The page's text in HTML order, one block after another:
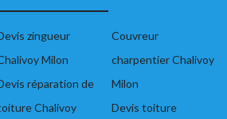
zingueur
Milon
réparation de
Chalivoy
Couvreur
charpentier Chalivoy
Milon
Devis toiture